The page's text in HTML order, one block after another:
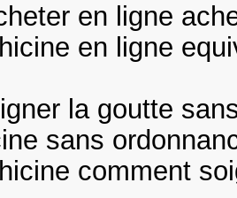
en ligne
en ligne
la goutte
sans
comment